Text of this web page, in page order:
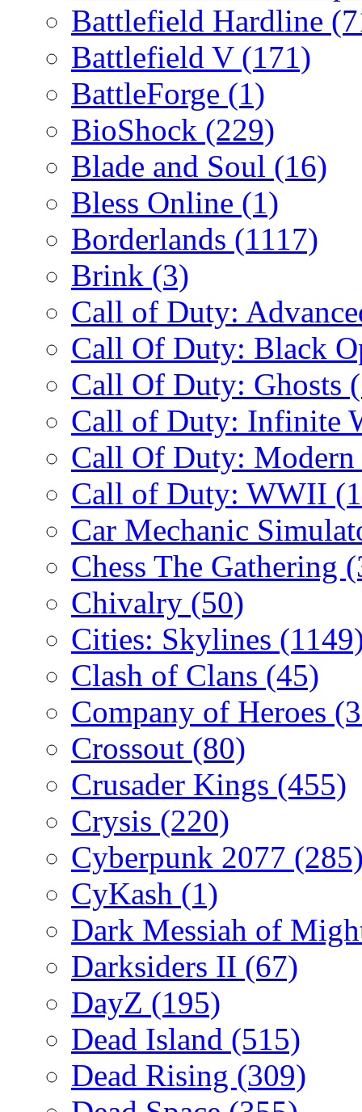
Battlefield Hardline
Battlefield V (171)
BattleForge (1)
BioShock (229)
Blade and Soul (16)
Bless Online (1)
Borderlands (1117)
Brink (3)
Call of Duty:
Call Of Duty: Black
Call Of Duty: Ghosts
Call of Duty: Infinite
Call Of Duty:
Call of Duty: WWII
Car Mechanic
Chess The Gathering
Chivalry (50)
Cities: Skylines
Clash of Clans (45)
Company of Heroes
Crossout (80)
Crusader Kings (455)
Crysis (220)
Cyberpunk 2077
CyKash (1)
Dark Messiah of
Darksiders II (67)
DayZ (195)
Dead Island (515)
Dead Rising (309)